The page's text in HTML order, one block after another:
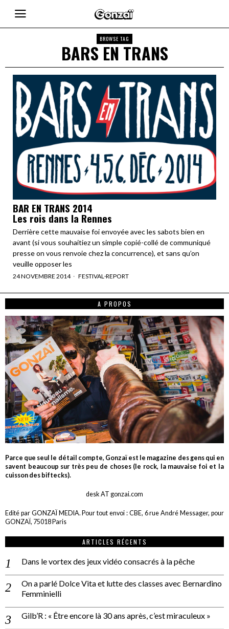
BROWSE TAG
BARS EN TRANS
BAR EN TRANS 2014
Les rois dans la Rennes
Derrière cette mauvaise foi envoyée avec les sabots bien en
avant (si vous souhaitiez un simple copié-collé de communiqué
presse on vous renvoie chez la concurrence), et sans qu’on
veuille opposer les
24 NOVEMBRE 2014 FESTIVAL·REPORT
A PROPOS
Parce que seul le détail compte, Gonzaï est le magazine des gens qui en
savent beaucoup sur très peu de choses (le rock, la mauvaise foi et la
cuisson des biftecks).
desk AT gonzai.com
Edité par GONZAÏ MEDIA. Pour tout envoi : CBE, 6 rue André Messager, pour
GONZAÏ, 75018 Paris
ARTICLES RÉCENTS
Dans le vortex des jeux vidéo consacrés à la pêche
On a parlé Dolce Vita et lutte des classes avec Bernardino
Femminielli
Gilb’R : « Être encore là 30 ans après, c’est miraculeux »